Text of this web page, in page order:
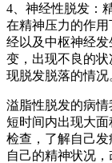
4、神经性脱发：
在精神压力的作
经以及中枢神经
变，出现不良的
现脱发脱落的情况
溢脂性脱发的病
短时间内出现大
检查，了解自己
自己的精神状况，